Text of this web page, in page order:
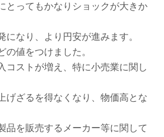
とってもかなりショックが大きか
になり、より円安が進みます。
の値をつけました。
コストが増え、特に小売業に関し
げざるを得なくなり、物価高とな
品を販売するメーカー等に関して